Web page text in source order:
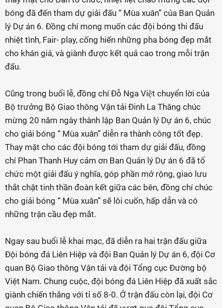
bóng đã đến tham dự giải đấu “ Mùa xuân” của Ban Quản
lý Dự án 6. Đồng chí mong muốn các đội bóng thi đấu
nhiệt tình, Fair- play, cống hiến những pha bóng đẹp mắt
cho khán giả, và giành được kết quả cao trong mỗi trận
đấu.
Cũng trong buổi lễ, đồng chí Đỗ Nga Việt chuyển lời của
Bộ trưởng Bộ Giao thông Vận tải Đinh La Thăng chúc
mừng 20 năm ngày thành lập Ban Quản lý Dự án 6, chúc
cho giải bóng “ Mùa xuân” diễn ra thành công tốt đẹp.
Thay mặt cho các đội bóng tới tham dự giải đấu, đồng
chí Phan Thanh Huy cảm ơn Ban Quản lý Dự án 6 đã tổ
chức một giải đấu ý nghĩa, góp phần mở rộng, giao lưu
thắt chặt tinh thần đoàn kết giữa các bên, đồng chí chúc
cho giải bóng “ Mùa xuân” sẽ lôi cuốn, hấp dẫn và có
những trận cầu đẹp mắt.
Ngay sau buổi lễ khai mạc, đã diễn ra hai trận đấu giữa
Đội bóng đá Liên Hiệp và đội Ban Quản lý Dự án 6, đội Cơ
quan Bộ Giao thông Vận tải và đội Tổng cục Đường bộ
Việt Nam. Chung cuộc, đội bóng đá Liên Hiệp đã xuất sắc
giành chiến thắng với tỉ số 8-0. Ở trận đấu còn lại, đội Cơ